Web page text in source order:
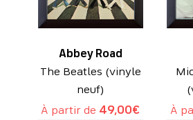
Abbey Road
The Beatles (vinyle
neuf)
À partir de 49,00€
À